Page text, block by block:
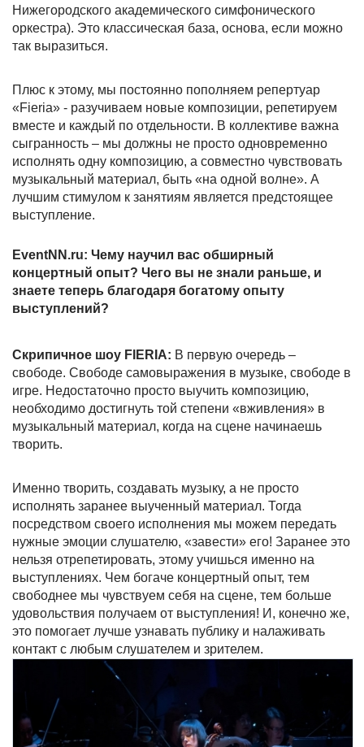
Нижегородского академического симфонического
оркестра). Это классическая база, основа, если можно
так выразиться.
Плюс к этому, мы постоянно пополняем репертуар
«Fieria» - разучиваем новые композиции, репетируем
вместе и каждый по отдельности. В коллективе важна
сыгранность – мы должны не просто одновременно
исполнять одну композицию, а совместно чувствовать
музыкальный материал, быть «на одной волне». А
лучшим стимулом к занятиям является предстоящее
выступление.
EventNN.ru: Чему научил вас обширный
концертный опыт? Чего вы не знали раньше, и
знаете теперь благодаря богатому опыту
выступлений?
Скрипичное шоу FIERIA: В первую очередь –
свободе. Свободе самовыражения в музыке, свободе в
игре. Недостаточно просто выучить композицию,
необходимо достигнуть той степени «вживления» в
музыкальный материал, когда на сцене начинаешь
творить.
Именно творить, создавать музыку, а не просто
исполнять заранее выученный материал. Тогда
посредством своего исполнения мы можем передать
нужные эмоции слушателю, «завести» его! Заранее это
нельзя отрепетировать, этому учишься именно на
выступлениях. Чем богаче концертный опыт, тем
свободнее мы чувствуем себя на сцене, тем больше
удовольствия получаем от выступления! И, конечно же,
это помогает лучше узнавать публику и налаживать
контакт с любым слушателем и зрителем.